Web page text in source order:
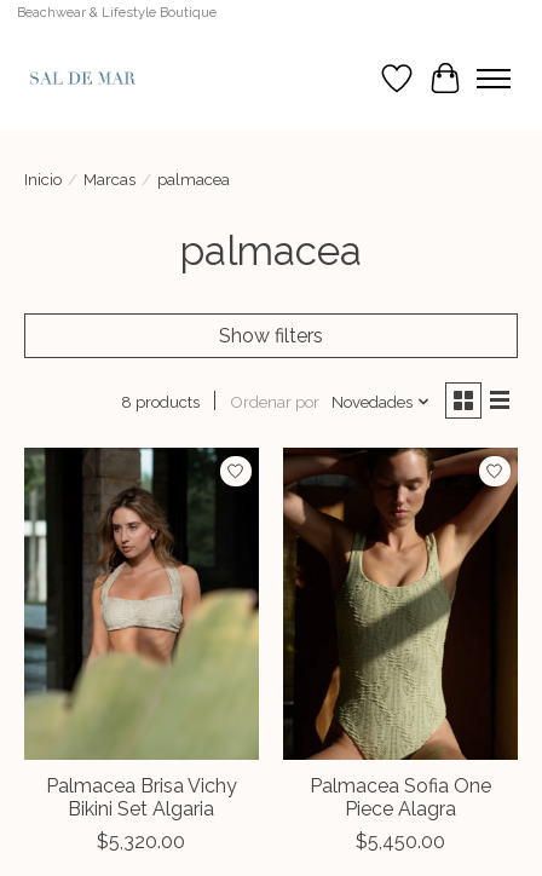
Beachwear & Lifestyle Boutique
Lista de deseos
Cesta
Inicio / Marcas / palmacea
palmacea
Show filters
8 products Ordenar por Novedades
Palmacea Brisa Vichy
Bikini Set Algaria
$5,320.00
Palmacea Sofia One
Piece Alagra
$5,450.00